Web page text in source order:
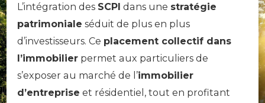
L’intégration des SCPI dans une stratégie
patrimoniale séduit de plus en plus
d’investisseurs. Ce placement collectif dans
l’immobilier permet aux particuliers de
s’exposer au marché de l’immobilier
d’entreprise et résidentiel, tout en profitant